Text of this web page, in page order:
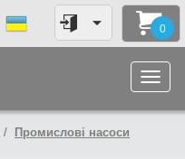
0
Промислові насоси